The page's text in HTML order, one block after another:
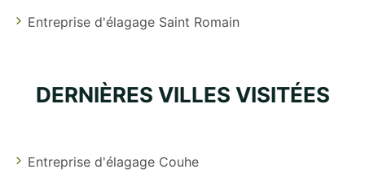
Entreprise d'élagage Saint Romain
DERNIÈRES VILLES VISITÉES
Entreprise d'élagage Couhe